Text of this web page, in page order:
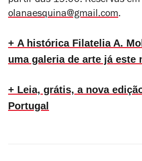
olanaesquina@gmail.com.
+ A histórica Filatelia A.
uma galeria de arte já este
+ Leia, grátis, a nova
Portugal